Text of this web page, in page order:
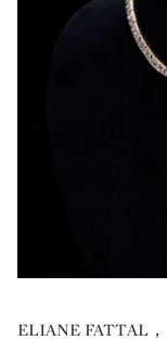
ELIANE FATTAL，